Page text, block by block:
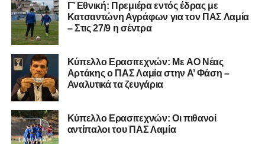
Η ανακοίνωση για τον Χρυσόστομο Στάγκο
«Ο Α.Ο. Σαρωνικός Αναβύσσου ανακοινώνει την
απόκτηση του τερματοφύλακα Χρυσόστομου Στάγκου.
Ο 24χρονος τερματοφύλακας (γεννημένος στις
27/06/2002) προέρχεται επίσης από μία γεμάτη χρονιά
στη Γ’ Εθνική με τον ΠΑΣ Λαμία. Στο παρελθόν
αγωνίστηκε στον Λεβαδειακό, ενώ πέρασε και από ομάδες
Γ’ Εθνική: Πρεμιέρα εντός έδρας με
Κατσαντώνη Αγράφων για τον ΠΑΣ Λαμία
– Στις 27/9 η σέντρα
Kύπελλο Ερασιτεχνών: Με AO Nέας
Αρτάκης ο ΠΑΣ Λαμία στην Α’ Φάση –
Αναλυτικά τα ζευγάρια
Κύπελλο Ερασιτεχνών: Οι πιθανοί
αντίπαλοι του ΠΑΣ Λαμία